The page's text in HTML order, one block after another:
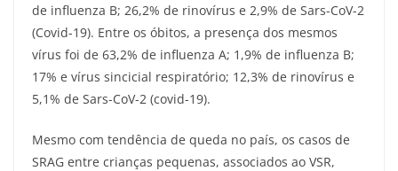
de influenza B; 26,2% de rinovírus e 2,9% de Sars-CoV-2
(Covid-19). Entre os óbitos, a presença dos mesmos
vírus foi de 63,2% de influenza A; 1,9% de influenza B;
17% e vírus sincicial respiratório; 12,3% de rinovírus e
5,1% de Sars-CoV-2 (covid-19).
Mesmo com tendência de queda no país, os casos de
SRAG entre crianças pequenas, associados ao VSR,